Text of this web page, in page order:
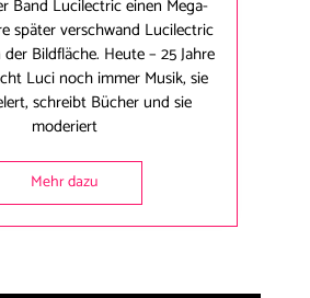
Band Lucilectric einen Mega-
später verschwand Lucilectric
Bildfläche. Heute – 25 Jahre
Luci noch immer Musik, sie
schreibt Bücher und sie
moderiert
Mehr dazu